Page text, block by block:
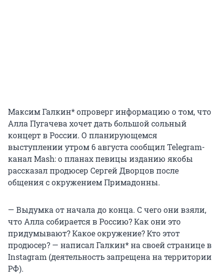
Максим Галкин* опроверг информацию о том, что
Алла Пугачева хочет дать большой сольный
концерт в России. О планирующемся
выступлении утром 6 августа сообщил Telegram-
канал Mash: о планах певицы изданию якобы
рассказал продюсер Сергей Дворцов после
общения с окружением Примадонны.
— Выдумка от начала до конца. С чего они взяли,
что Алла собирается в Россию? Как они это
придумывают? Какое окружение? Кто этот
продюсер? — написал Галкин* на своей странице в
Instagram (деятельность запрещена на территории
РФ).